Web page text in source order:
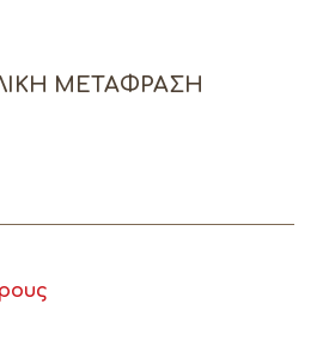
ΜΕΤΆΦΡΑΣΗ